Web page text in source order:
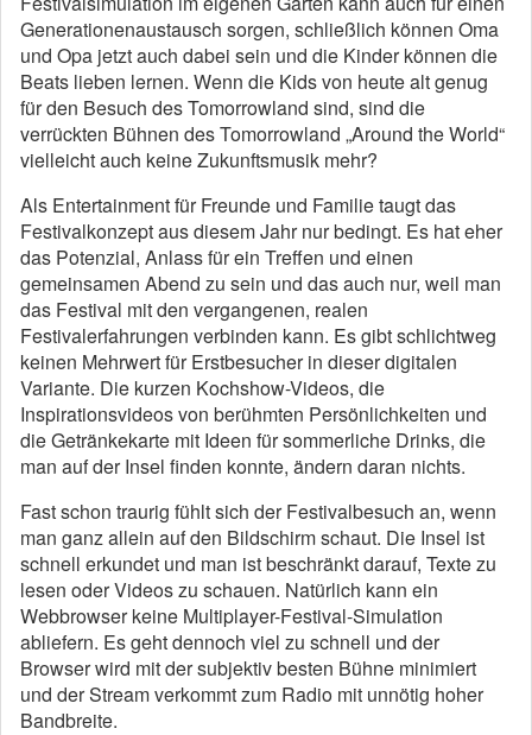
Generationenaustausch sorgen, schließlich können Oma
und Opa jetzt auch dabei sein und die Kinder können die
Beats lieben lernen. Wenn die Kids von heute alt genug
für den Besuch des Tomorrowland sind, sind die
verrückten Bühnen des Tomorrowland „Around the World“
vielleicht auch keine Zukunftsmusik mehr?
Als Entertainment für Freunde und Familie taugt das
Festivalkonzept aus diesem Jahr nur bedingt. Es hat eher
das Potenzial, Anlass für ein Treffen und einen
gemeinsamen Abend zu sein und das auch nur, weil man
das Festival mit den vergangenen, realen
Festivalerfahrungen verbinden kann. Es gibt schlichtweg
keinen Mehrwert für Erstbesucher in dieser digitalen
Variante. Die kurzen Kochshow-Videos, die
Inspirationsvideos von berühmten Persönlichkeiten und
die Getränkekarte mit Ideen für sommerliche Drinks, die
man auf der Insel finden konnte, ändern daran nichts.
Fast schon traurig fühlt sich der Festivalbesuch an, wenn
man ganz allein auf den Bildschirm schaut. Die Insel ist
schnell erkundet und man ist beschränkt darauf, Texte zu
lesen oder Videos zu schauen. Natürlich kann ein
Webbrowser keine Multiplayer-Festival-Simulation
abliefern. Es geht dennoch viel zu schnell und der
Browser wird mit der subjektiv besten Bühne minimiert
und der Stream verkommt zum Radio mit unnötig hoher
Bandbreite.